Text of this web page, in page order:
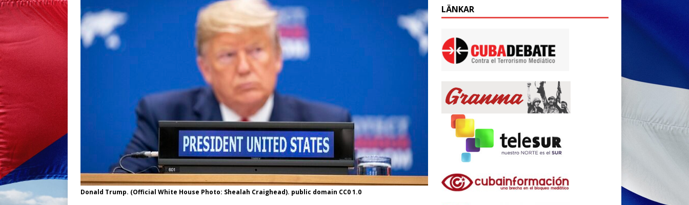
Donald Trump. (Official White House Photo: Shealah Craighead). public domain CC0 1.0
LÄNKAR